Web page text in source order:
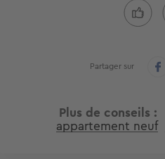
Partager sur
Plus de conseils
appartement neuf